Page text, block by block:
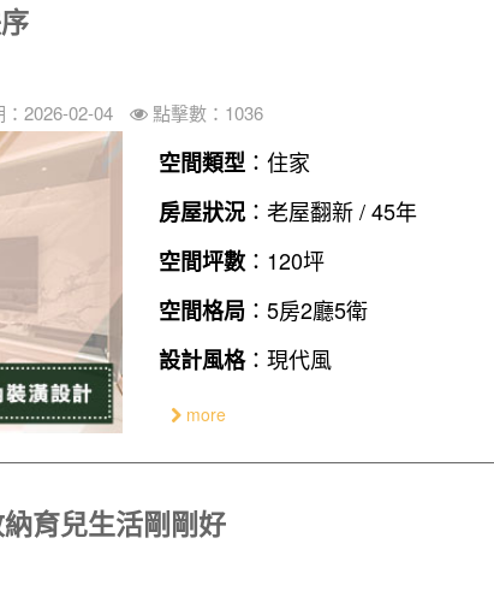
2026-02-04 點擊數：1036
空間類型 ：住家
房屋狀況 ：老屋翻新 / 45年
空間坪數 ：120坪
空間格局 ：5房2廳5衛
設計風格：現代風
more
育兒生活剛剛好